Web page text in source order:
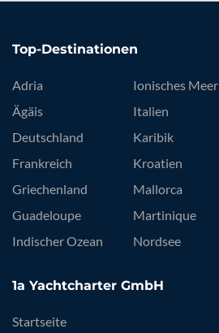
Top-Destinationen
Adria
Ägäis
Deutschland
Frankreich
Griechenland
Guadeloupe
Indischer Ozean
Ionisches Meer
Italien
Karibik
Kroatien
Mallorca
Martinique
Nordsee
1a Yachtcharter GmbH
Startseite